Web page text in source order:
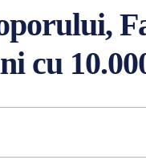
cu